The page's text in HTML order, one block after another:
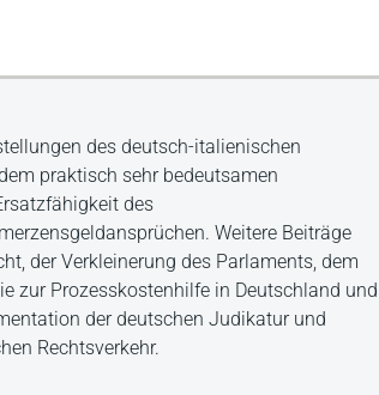
des deutsch-italienischen
praktisch sehr bedeutsamen
des
Weitere Beiträge
der Verkleinerung des Parlaments, dem
zur Prozesskostenhilfe in Deutschland und
der deutschen Judikatur und
Rechtsverkehr.